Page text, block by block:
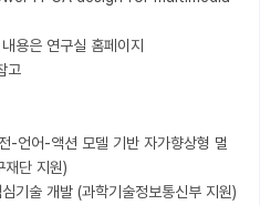
용은 연구실 홈페이지
고
-언어-액션 모델 기반 자가향상형 멀
재단 지원)
기술 개발 (과학기술정보통신부 지원)